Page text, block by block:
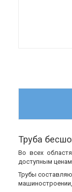
Труба
Во всех
доступным
Трубы